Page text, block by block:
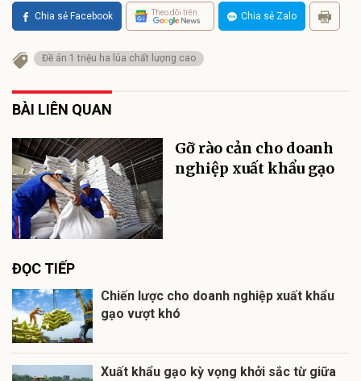
Chia sẻ Facebook Theo dõi trên Chia sẻ Zalo
Đề án 1 triệu ha lúa chất lượng cao
BÀI LIÊN QUAN
Gỡ rào cản cho doanh
nghiệp xuất khẩu gạo
ĐỌC TIẾP
Chiến lược cho doanh nghiệp xuất khẩu
gạo vượt khó
Xuất khẩu gạo kỳ vọng khởi sắc từ giữa